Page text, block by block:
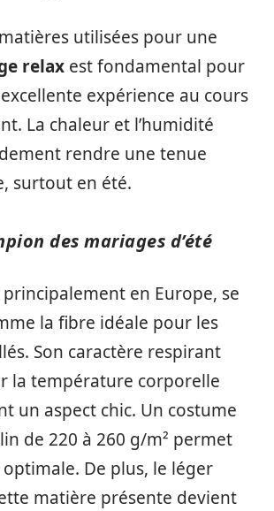
utilisées pour une
relax est fondamental pour
expérience au cours
La chaleur et l’humidité
rendre une tenue
surtout en été.
des mariages d’été
en Europe, se
la fibre idéale pour les
Son caractère respirant
la température corporelle
un aspect chic. Un costume
de 220 à 260 g/m² permet
De plus, le léger
matière présente devient